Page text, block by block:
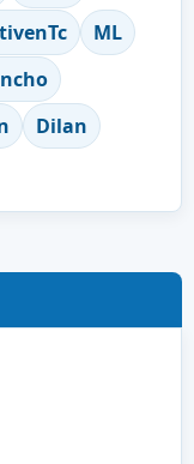
ML
Dilan